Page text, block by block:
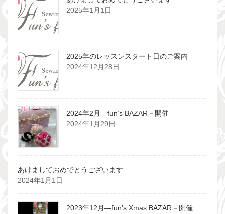
2025年1月1日
2025年のレッスンスタート日のご案内
2024年12月28日
2024年2月―fun’s BAZAR－開催
2024年1月29日
あけましておめでとうございます
2024年1月1日
2023年12月―fun’s Xmas BAZAR－開催